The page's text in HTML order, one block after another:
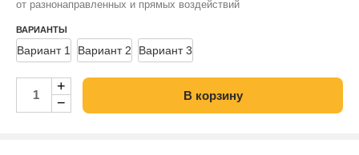
от разнонаправленных и прямых воздействий
ВАРИАНТЫ
Вариант 1 Вариант 2 Вариант 3
+
−
В корзину